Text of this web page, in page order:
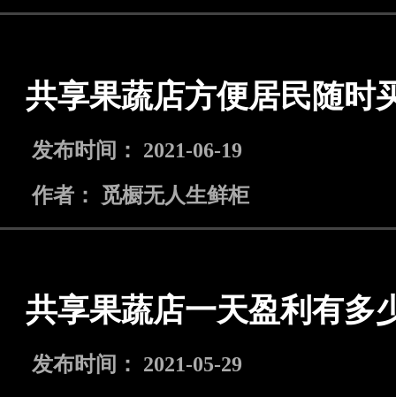
共享果蔬店方便居民随时
发布时间： 2021-06-19
作者： 觅橱无人生鲜柜
共享果蔬店一天盈利有多
发布时间： 2021-05-29